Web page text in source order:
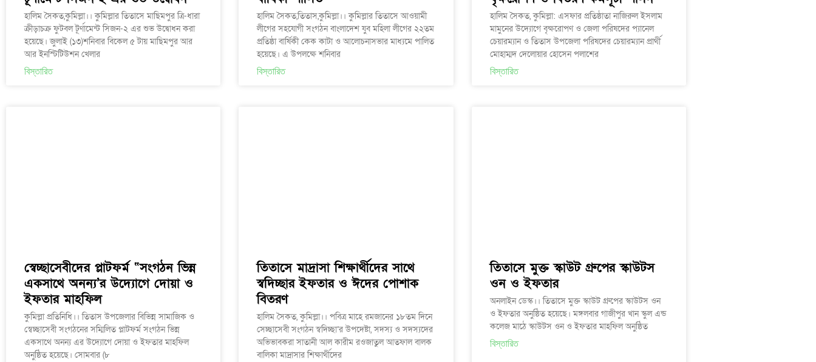
হালিম সৈকত,কুমিল্লা।। কুমিল্লার তিতাসে মাছিমপুর ত্রি-ধারা
ক্রীড়াচক্র ফুটবল টূর্ণামেন্ট সিজন-২ এর শুভ উদ্বোধন করা
হয়েছে। জুলাই (১৩)শনিবার বিকেল ৫ টায় মাছিমপুর আর
আর ইনস্টিটিউশন খেলার
বিস্তারিত
হালিম সৈকত,তিতাস,কুমিল্লা।। কুমিল্লার তিতাসে আওয়ামী
লীগের সহযোগী সংগঠন বাংলাদেশ যুব মহিলা লীগের ২২তম
প্রতিষ্ঠা বার্ষিকী কেক কাটা ও আলোচনাসভার মাধ্যমে পালিত
হয়েছে। এ উপলক্ষে শনিবার
বিস্তারিত
হালিম সৈকত, কুমিল্লা: এসফার প্রতিষ্ঠাতা নাজিরুল ইসলাম
মামুনের উদ্যোগে বৃক্ষরোপণ ও জেলা পরিষদের প্যানেল
চেয়ারম্যান ও তিতাস উপজেলা পরিষদের চেয়ারম্যান প্রার্থী
মোহাম্মদ দেলোয়ার হোসেন পলাশের
বিস্তারিত
স্বেচ্ছাসেবীদের প্লাটফর্ম “সংগঠন ভিন্ন
একসাথে অনন্য’র উদ্যোগে দোয়া ও
ইফতার মাহফিল
কুমিল্লা প্রতিনিধি।। তিতাস উপজেলার বিভিন্ন সামাজিক ও
স্বেচ্ছাসেবী সংগঠনের সম্মিলিত প্লাটফর্ম সংগঠন ভিন্ন
একসাথে অনন্য এর উদ্যোগে দোয়া ও ইফতার মাহফিল
অনুষ্ঠিত হয়েছে। সোমবার (৮
তিতাসে মাদ্রাসা শিক্ষার্থীদের সাথে
স্বদিচ্ছার ইফতার ও ঈদের পোশাক
বিতরণ
হালিম সৈকত, কুমিল্লা।। পবিত্র মাহে রমজানের ১৮তম দিনে
সেচ্ছাসেবী সংগঠন স্বদিচ্ছা’র উপদেষ্টা, সদস্য ও সদস্যদের
অভিভাবকরা সাতানী আল কারীম রওজাতুল আতফাল বালক
বালিকা মাদ্রাসার শিক্ষার্থীদের
তিতাসে মুক্ত স্কাউট গ্রুপের স্কাউটস
ওন ও ইফতার
অনলাইন ডেস্ক।। তিতাসে মুক্ত স্কাউট গ্রুপের স্কাউটস ওন
ও ইফতার অনুষ্ঠিত হয়েছে। মঙ্গলবার গাজীপুর খান স্কুল এন্ড
কলেজ মাঠে স্কাউটস ওন ও ইফতার মাহফিল অনুষ্ঠিত
বিস্তারিত